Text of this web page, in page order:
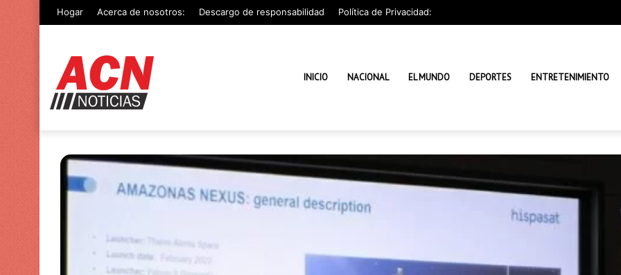
Hogar Acerca de nosotros: Descargo de responsabilidad Política de Privacidad:
INICIO NACIONAL EL MUNDO DEPORTES ENTRETENIMIENTO